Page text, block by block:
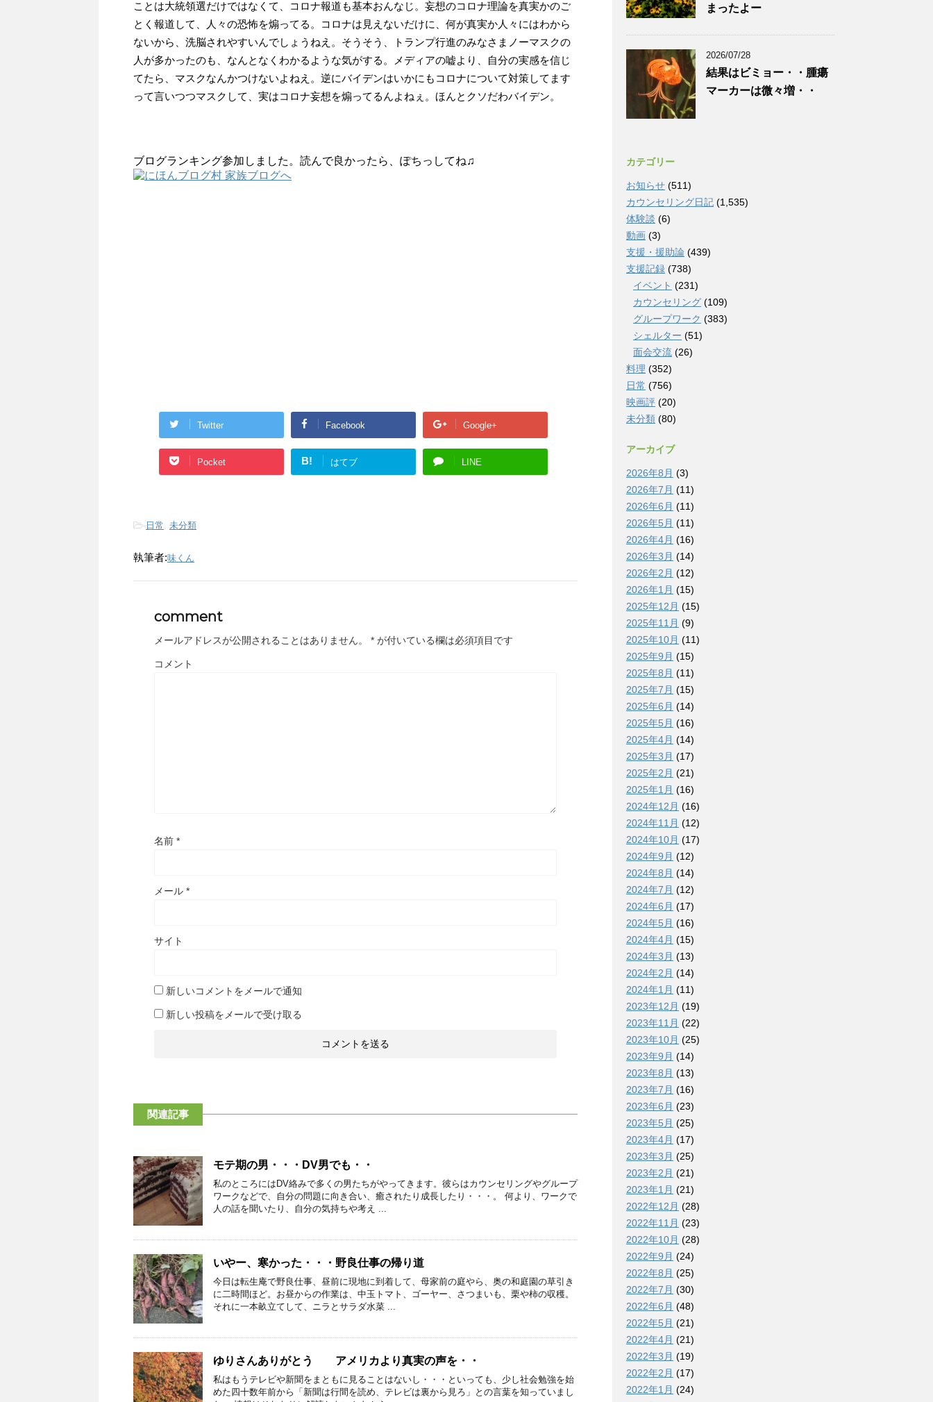
ことは大統領選だけではなくて、コロナ報道も基本おんなじ。妄想のコロナ理論を真実かのご
とく報道して、人々の恐怖を煽ってる。コロナは見えないだけに、何が真実か人々にはわから
ないから、洗脳されやすいんでしょうねえ。そうそう、トランプ行進のみなさまノーマスクの
人が多かったのも、なんとなくわかるような気がする。メディアの嘘より、自分の実感を信じ
てたら、マスクなんかつけないよねえ。逆にバイデンはいかにもコロナについて対策してます
って言いつつマスクして、実はコロナ妄想を煽ってるんよねぇ。ほんとクソだわバイデン。
ブログランキング参加しました。読んで良かったら、ぽちっしてね♫
Twitter Facebook Google+
Pocket B! はてブ LINE
- 日常, 未分類
執筆者:味くん
comment
メールアドレスが公開されることはありません。 * が付いている欄は必須項目です
コメント
名前 *
メール *
サイト
新しいコメントをメールで通知
新しい投稿をメールで受け取る
関連記事
モテ期の男・・・DV男でも・・
私のところにはDV絡みで多くの男たちがやってきます。彼らはカウンセリングやグループ
ワークなどで、自分の問題に向き合い、癒されたり成長したり・・・。 何より、ワークで
人の話を聞いたり、自分の気持ちや考え ...
いやー、寒かった・・・野良仕事の帰り道
今日は転生庵で野良仕事、昼前に現地に到着して、母家前の庭やら、奥の和庭園の草引き
に二時間ほど。お昼からの作業は、中玉トマト、ゴーヤー、さつまいも、栗や柿の収穫。
それに一本畝立てして、ニラとサラダ水菜 ...
ゆりさんありがとう アメリカより真実の声を・・
私はもうテレビや新聞をまともに見ることはないし・・・といっても、少し社会勉強を始
めた四十数年前から「新聞は行間を読め、テレビは裏から見ろ」との言葉を知っていまし
まったよー
2026/07/28
結果はビミョー・・腫瘍
マーカーは微々増・・
カテゴリー
お知らせ (511)
カウンセリング日記 (1,535)
体験談 (6)
動画 (3)
支援・援助論 (439)
支援記録 (738)
イベント (231)
カウンセリング (109)
グループワーク (383)
シェルター (51)
面会交流 (26)
料理 (352)
日常 (756)
映画評 (20)
未分類 (80)
アーカイブ
2026年8月 (3)
2026年7月 (11)
2026年6月 (11)
2026年5月 (11)
2026年4月 (16)
2026年3月 (14)
2026年2月 (12)
2026年1月 (15)
2025年12月 (15)
2025年11月 (9)
2025年10月 (11)
2025年9月 (15)
2025年8月 (11)
2025年7月 (15)
2025年6月 (14)
2025年5月 (16)
2025年4月 (14)
2025年3月 (17)
2025年2月 (21)
2025年1月 (16)
2024年12月 (16)
2024年11月 (12)
2024年10月 (17)
2024年9月 (12)
2024年8月 (14)
2024年7月 (12)
2024年6月 (17)
2024年5月 (16)
2024年4月 (15)
2024年3月 (13)
2024年2月 (14)
2024年1月 (11)
2023年12月 (19)
2023年11月 (22)
2023年10月 (25)
2023年9月 (14)
2023年8月 (13)
2023年7月 (16)
2023年6月 (23)
2023年5月 (25)
2023年4月 (17)
2023年3月 (25)
2023年2月 (21)
2023年1月 (21)
2022年12月 (28)
2022年11月 (23)
2022年10月 (28)
2022年9月 (24)
2022年8月 (25)
2022年7月 (30)
2022年6月 (48)
2022年5月 (21)
2022年4月 (21)
2022年3月 (19)
2022年2月 (17)
2022年1月 (24)